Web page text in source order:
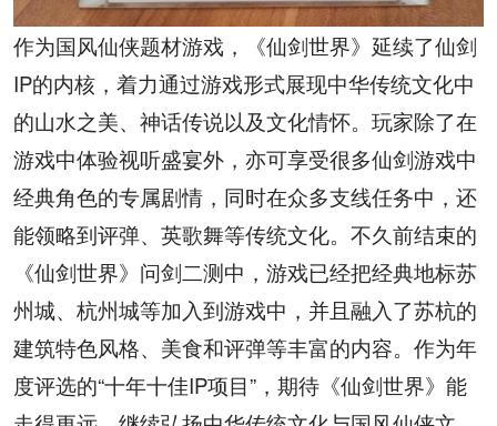
作为国风仙侠题材游戏，《仙剑世界》延续了仙剑
IP的内核，着力通过游戏形式展现中华传统文化中
的山水之美、神话传说以及文化情怀。玩家除了在
游戏中体验视听盛宴外，亦可享受很多仙剑游戏中
经典角色的专属剧情，同时在众多支线任务中，还
能领略到评弹、英歌舞等传统文化。不久前结束的
《仙剑世界》问剑二测中，游戏已经把经典地标苏
州城、杭州城等加入到游戏中，并且融入了苏杭的
建筑特色风格、美食和评弹等丰富的内容。作为年
度评选的“十年十佳IP项目”，期待《仙剑世界》能